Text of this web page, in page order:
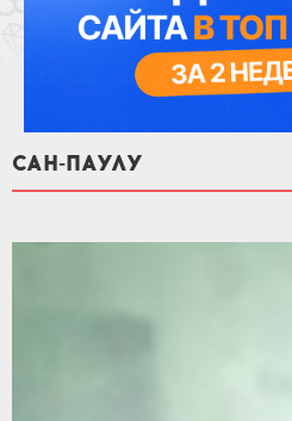
САН-ПАУЛУ